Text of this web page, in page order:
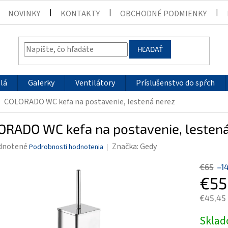
NOVINKY KONTAKTY OBCHODNÉ PODMIENKY
HĽADAŤ
Galerky Ventilátory Príslušenstvo do spŕch
COLORADO WC kefa na postavenie, lestená nerez
WC kefa na postavenie,
Podrobnosti hodnotenia Značka:Gedy
€65
€45,45
cena: